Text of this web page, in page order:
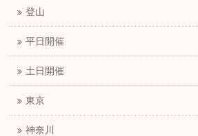
登山
平日開催
土日開催
東京
神奈川